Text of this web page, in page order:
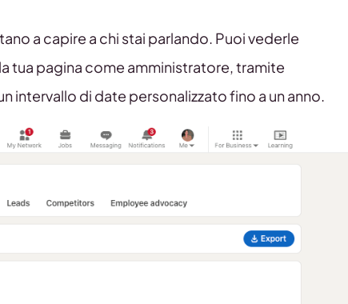
a capire a chi stai parlando. Puoi vederle
tua pagina come amministratore, tramite
intervallo di date personalizzato fino a un anno.